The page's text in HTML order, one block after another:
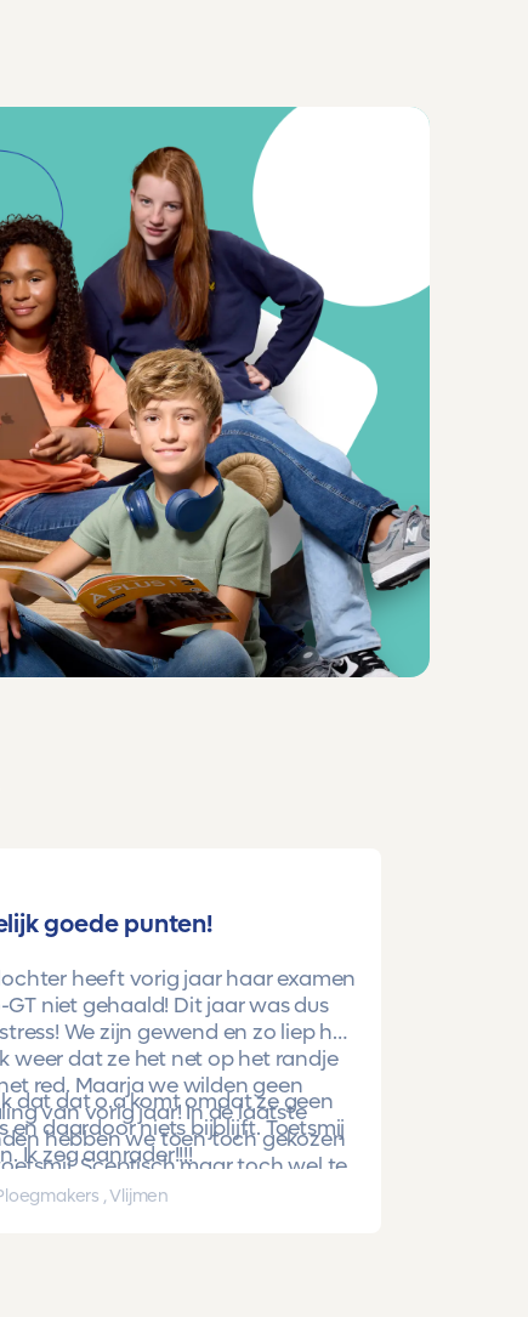
goede punten!
heeft vorig jaar haar examen
niet gehaald! Dit jaar was dus
We zijn gewend en zo liep het
weer dat ze het net op het randje
red. Maarja we wilden geen
van vorig jaar! In de laatste
hebben we toen toch gekozen
Sceptisch maar toch wel te
En nu is ze gewoon geslaagd
dat dat o.a komt omdat ze geen
en daardoor niets bijblijft. Toetsmij
Ik zeg aanrader!!!!
, Vlijmen